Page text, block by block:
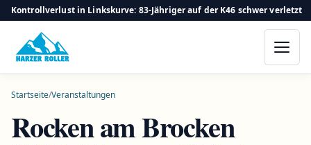
Kontrollverlust in Linkskurve: 83-Jähriger auf der K46 schwer verletzt
Startseite/Veranstaltungen
Rocken am Brocken